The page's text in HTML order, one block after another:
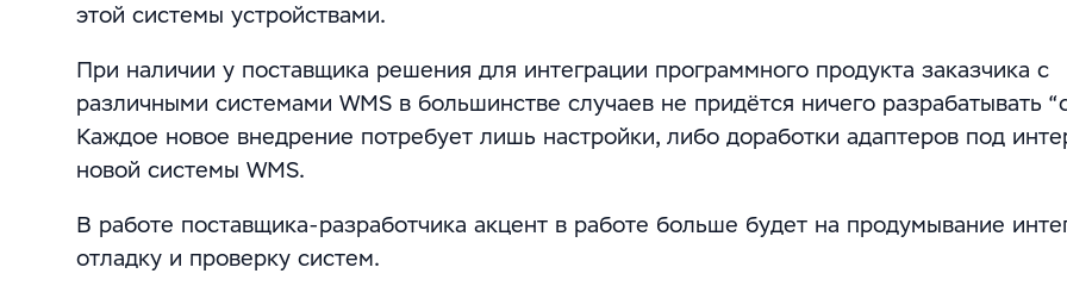
этой системы устройствами.
При наличии у поставщика решения для интеграции программного продукта заказчика с
различными системами WMS в большинстве случаев не придётся ничего разрабатывать
Каждое новое внедрение потребует лишь настройки, либо доработки адаптеров под
новой системы WMS.
В работе поставщика-разработчика акцент в работе больше будет на продумывание
отладку и проверку систем.